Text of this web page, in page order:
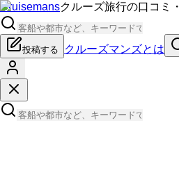
Cruisemansクルーズ旅行の口コミ
投稿する クルーズマンズとは